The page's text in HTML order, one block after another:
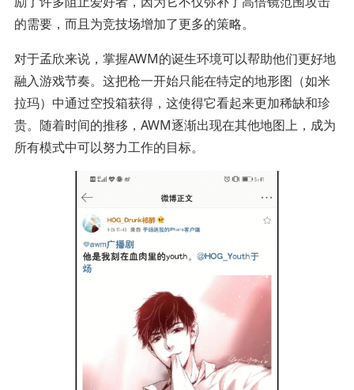
的需要，而且为竞技场增加了更多的策略。
对于孟欣来说，掌握AWM的诞生环境可以帮助他们更好地
融入游戏节奏。这把枪一开始只能在特定的地形图（如米
拉玛）中通过空投箱获得，这使得它看起来更加稀缺和珍
贵。随着时间的推移，AWM逐渐出现在其他地图上，成为
所有模式中可以努力工作的目标。